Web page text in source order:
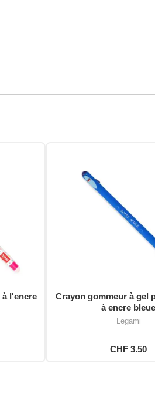
à l'encre
Crayon gommeur à gel
à encre bleue
Legami
CHF 3.50